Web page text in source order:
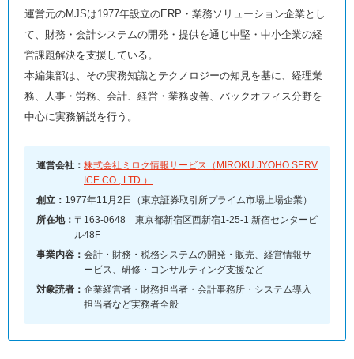
運営元のMJSは1977年設立のERP・業務ソリューション企業とし
て、財務・会計システムの開発・提供を通じ中堅・中小企業の経
営課題解決を支援している。
本編集部は、その実務知識とテクノロジーの知見を基に、経理業
務、人事・労務、会計、経営・業務改善、バックオフィス分野を
中心に実務解説を行う。
運営会社： 株式会社ミロク情報サービス（MIROKU JYOHO SERV
ICE CO., LTD.）
創立： 1977年11月2日（東京証券取引所プライム市場上場企業）
所在地： 〒163-0648 東京都新宿区西新宿1-25-1 新宿センタービ
ル48F
事業内容： 会計・財務・税務システムの開発・販売、経営情報サ
ービス、研修・コンサルティング支援など
対象読者： 企業経営者・財務担当者・会計事務所・システム導入
担当者など実務者全般